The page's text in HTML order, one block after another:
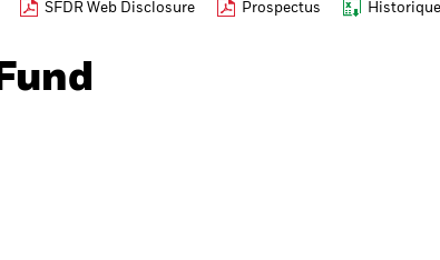
SFDR Web Disclosure Prospectus Historique